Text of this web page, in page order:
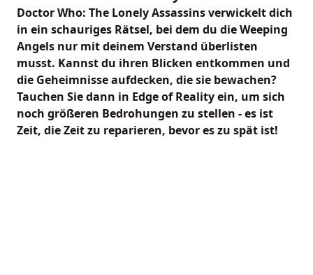
Doctor Who: The Lonely Assassins verwickelt dich
in ein schauriges Rätsel, bei dem du die Weeping
Angels nur mit deinem Verstand überlisten
musst. Kannst du ihren Blicken entkommen und
die Geheimnisse aufdecken, die sie bewachen?
Tauchen Sie dann in Edge of Reality ein, um sich
noch größeren Bedrohungen zu stellen - es ist
Zeit, die Zeit zu reparieren, bevor es zu spät ist!